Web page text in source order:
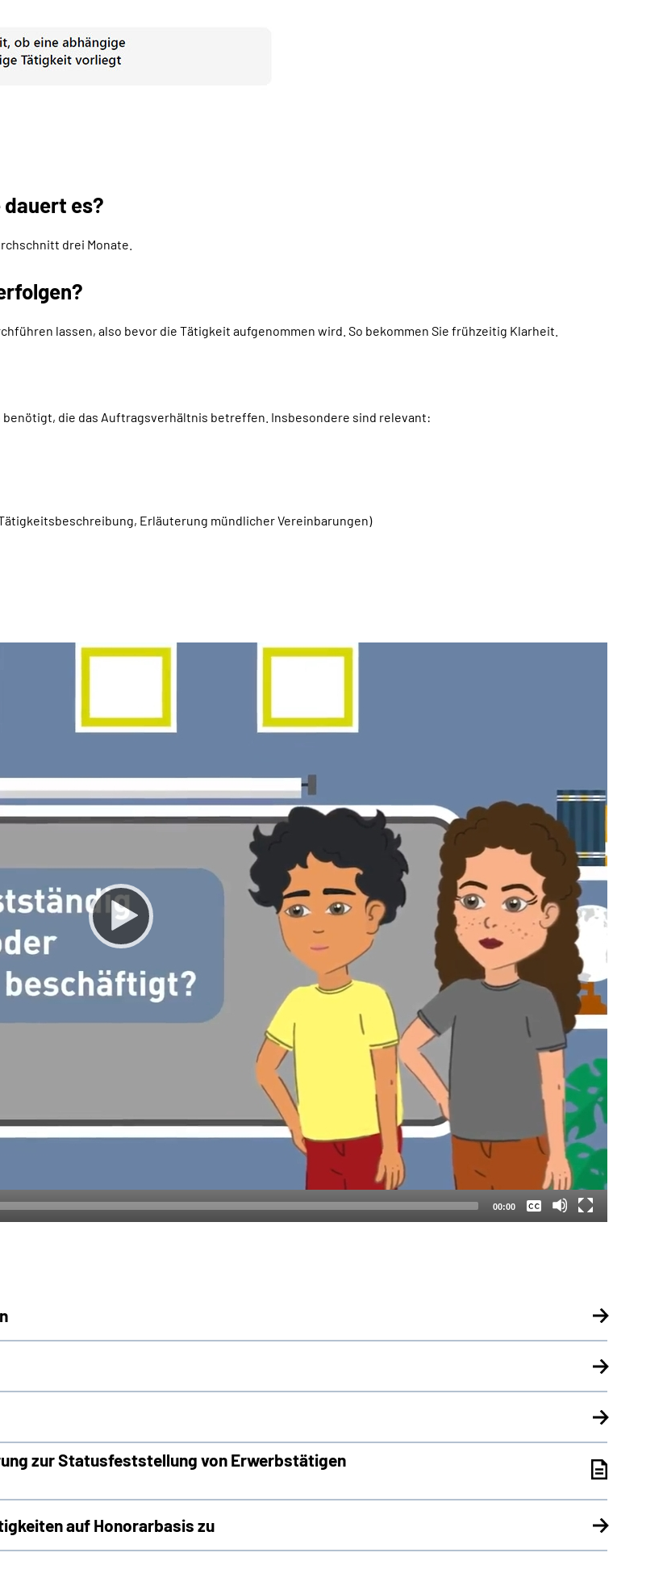
dauert es?
drei Monate.
lassen, also bevor die Tätigkeit aufgenommen wird. So bekommen Sie frühzeitig Klarheit.
die das Auftragsverhältnis betreffen. Insbesondere sind relevant:
Erläuterung mündlicher Vereinbarungen)
00:00
Keine
Deutsch
zur Statusfeststellung von Erwerbstätigen
auf Honorarbasis zu